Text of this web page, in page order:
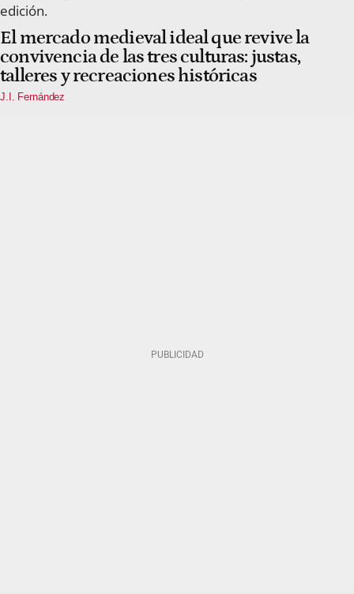
El mercado medieval ideal que revive la
convivencia de las tres culturas: justas,
talleres y recreaciones históricas
J.I. Fernández